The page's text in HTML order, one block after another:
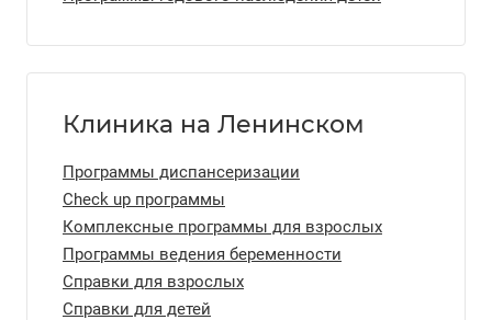
Клиника на Ленинском
Программы диспансеризации
Check up программы
Комплексные программы для взрослых
Программы ведения беременности
Справки для взрослых
Справки для детей